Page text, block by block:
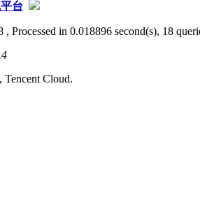
台
, Processed in 0.018896 second(s), 18
Cloud.